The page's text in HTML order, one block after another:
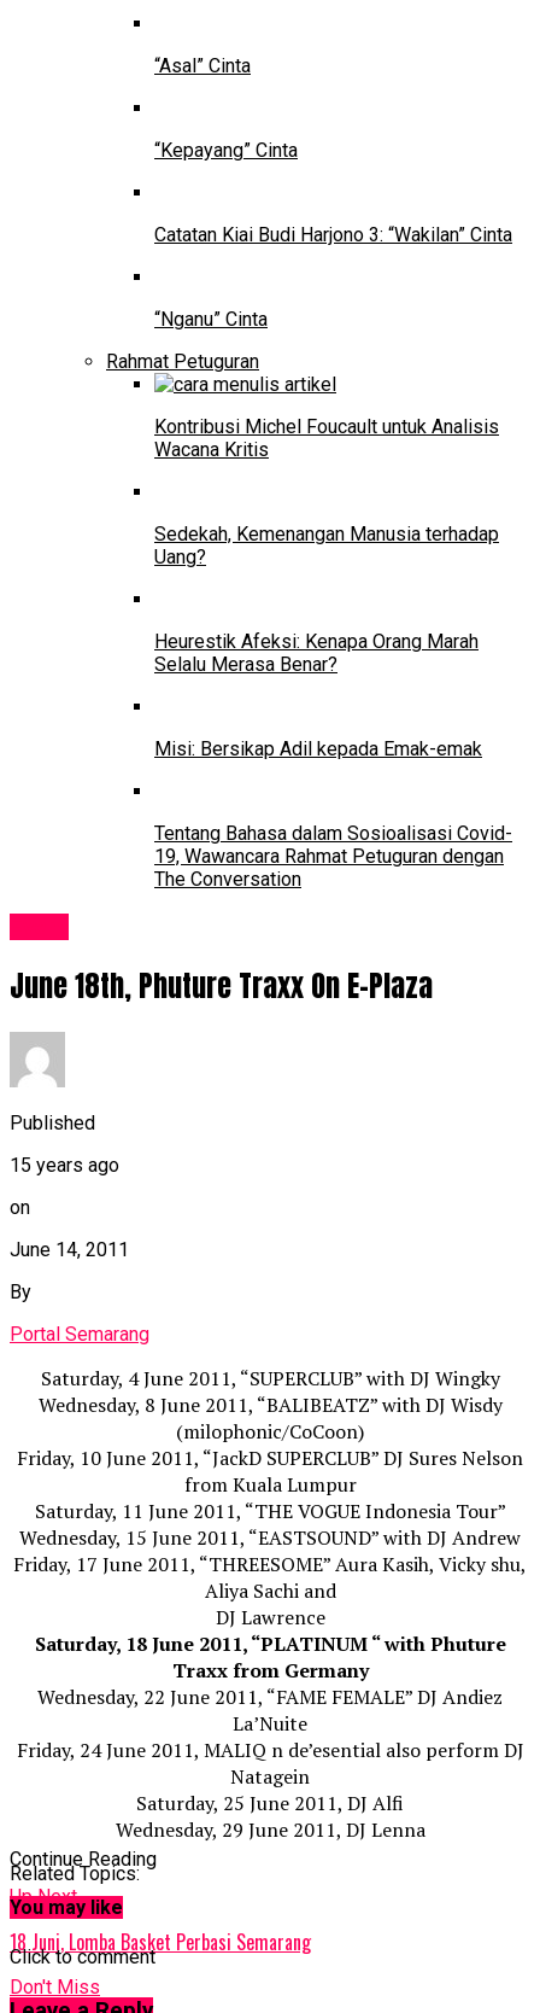
“Asal” Cinta
“Kepayang” Cinta
Catatan Kiai Budi Harjono 3: “Wakilan” Cinta
“Nganu” Cinta
Rahmat Petuguran
Kontribusi Michel Foucault untuk Analisis
Wacana Kritis
Sedekah, Kemenangan Manusia terhadap
Uang?
Heurestik Afeksi: Kenapa Orang Marah
Selalu Merasa Benar?
Misi: Bersikap Adil kepada Emak-emak
Tentang Bahasa dalam Sosioalisasi Covid-
19, Wawancara Rahmat Petuguran dengan
The Conversation
June 18th, Phuture Traxx On E-Plaza
Published
15 years ago
on
June 14, 2011
By
Portal Semarang
Saturday, 4 June 2011, “SUPERCLUB” with DJ Wingky
Wednesday, 8 June 2011, “BALIBEATZ” with DJ Wisdy
(milophonic/CoCoon)
Friday, 10 June 2011, “JackD SUPERCLUB” DJ Sures Nelson
from Kuala Lumpur
Saturday, 11 June 2011, “THE VOGUE Indonesia Tour”
Wednesday, 15 June 2011, “EASTSOUND” with DJ Andrew
Friday, 17 June 2011, “THREESOME” Aura Kasih, Vicky shu,
Aliya Sachi and
DJ Lawrence
Saturday, 18 June 2011, “PLATINUM “ with Phuture
Traxx from Germany
Wednesday, 22 June 2011, “FAME FEMALE” DJ Andiez
La’Nuite
Friday, 24 June 2011, MALIQ n de’esential also perform DJ
Natagein
Saturday, 25 June 2011, DJ Alfi
Wednesday, 29 June 2011, DJ Lenna
Related Topics:
Up Next
18 Juni, Lomba Basket Perbasi Semarang
Don't Miss
Continue Reading
You may like
Click to comment